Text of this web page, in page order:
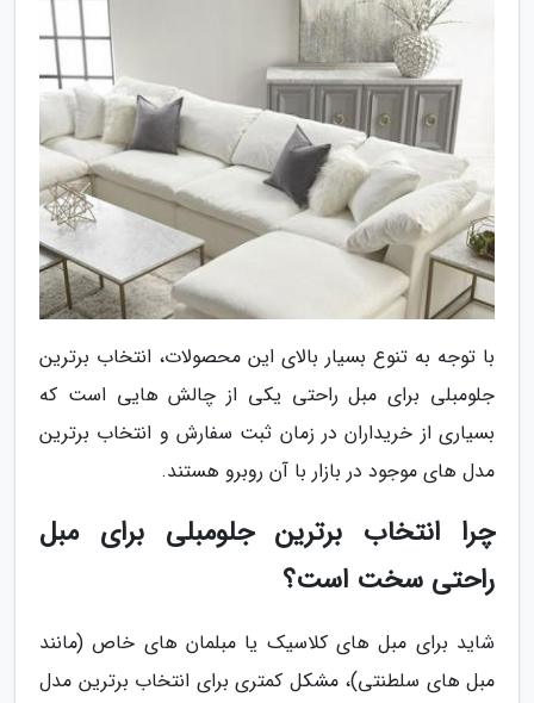
با توجه به تنوع بسیار بالای این محصولات، انتخاب برترین
جلومبلی برای مبل راحتی یکی از چالش هایی است که
بسیاری از خریداران در زمان ثبت سفارش و انتخاب برترین
مدل های موجود در بازار با آن روبرو هستند.
چرا انتخاب برترین جلومبلی برای مبل
راحتی سخت است؟
شاید برای مبل های کلاسیک یا مبلمان های خاص (مانند
مبل های سلطنتی)، مشکل کمتری برای انتخاب برترین مدل